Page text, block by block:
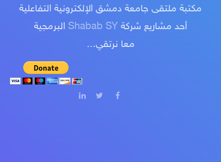
مكتبة ملتقى جامعة دمشق الإلكترونية التفاعلية
أحد مشاريع شركة Shabab SY البرمجية
معا نرتقي...